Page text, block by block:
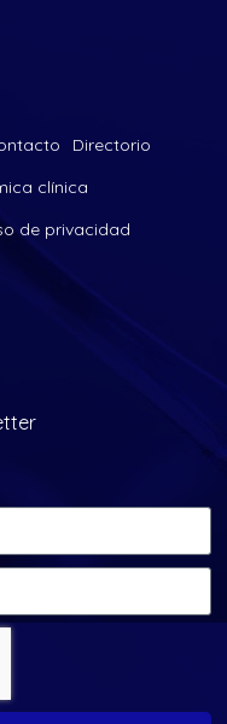
Directorio
clínica
de privacidad